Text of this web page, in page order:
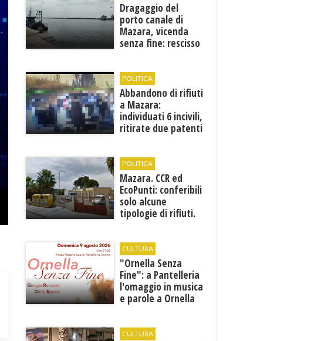
Dragaggio del
porto canale di
Mazara, vicenda
senza fine: rescisso
POLITICA
Abbandono di rifiuti
a Mazara:
individuati 6 incivili,
ritirate due patenti
POLITICA
Mazara. CCR ed
EcoPunti: conferibili
solo alcune
tipologie di rifiuti.
CULTURA
​"Ornella Senza
Fine": a Pantelleria
l'omaggio in musica
e parole a Ornella
CULTURA